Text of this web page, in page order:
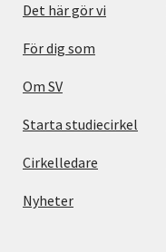
Det här gör vi
För dig som
Om SV
Starta studiecirkel
Cirkelledare
Nyheter